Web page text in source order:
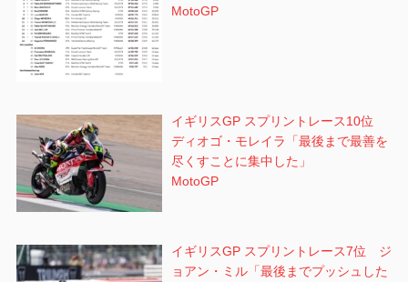
MotoGP
イギリスGP スプリントレース10位
ディオゴ・モレイラ「最後まで最善を
尽くすことに集中した」
MotoGP
イギリスGP スプリントレース7位 ジ
ョアン・ミル「最後までプッシュした